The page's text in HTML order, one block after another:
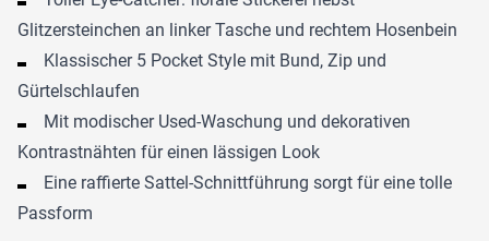
Glitzersteinchen an linker Tasche und rechtem Hosenbein
Klassischer 5 Pocket Style mit Bund, Zip und
Gürtelschlaufen
Mit modischer Used-Waschung und dekorativen
Kontrastnähten für einen lässigen Look
Eine raffierte Sattel-Schnittführung sorgt für eine tolle
Passform